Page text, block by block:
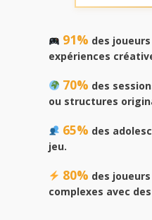
91% des
expériences
70% des
ou structures
65% des
jeu.
80% des
complexes avec